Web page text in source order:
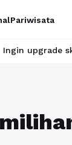
Pariwisata
skill tanpa